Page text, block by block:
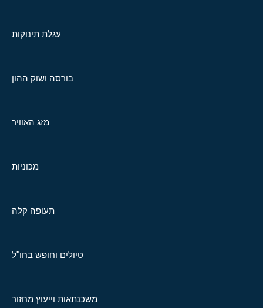
עגלת תינוקות
בורסה ושוק ההון
מזג האוויר
מכוניות
תעופה קלה
טיולים וחופש בחו"ל
משכנתאות וייעוץ מחזור